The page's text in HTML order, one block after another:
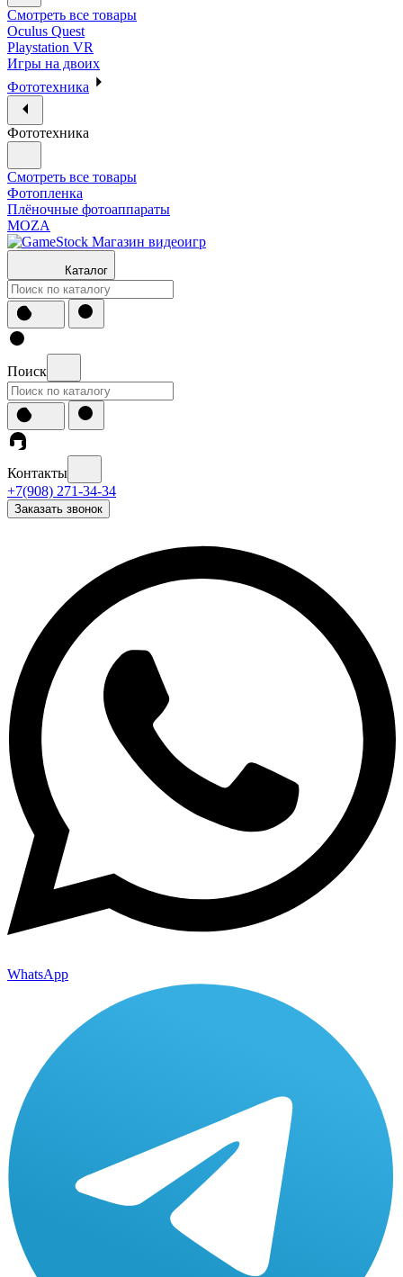
Смотреть все товары
Oculus Quest
Playstation VR
Игры на двоих
Фототехника
Фототехника
Смотреть все товары
Фотопленка
Плёночные фотоаппараты
MOZA
Каталог
Поиск
Контакты
+7(908) 271-34-34
Заказать звонок
WhatsApp